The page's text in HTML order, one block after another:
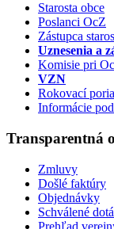
Starosta obce
Poslanci OcZ
Zástupca
Uznesenia a
Komisie pri
VZN
Rokovací
Informácie
Transparentná
Zmluvy
Došlé faktúry
Objednávky
Schválené
Prehľad